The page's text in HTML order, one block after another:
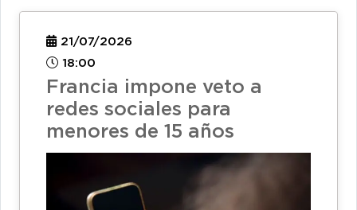
21/07/2026
18:00
Francia impone veto a
redes sociales para
menores de 15 años